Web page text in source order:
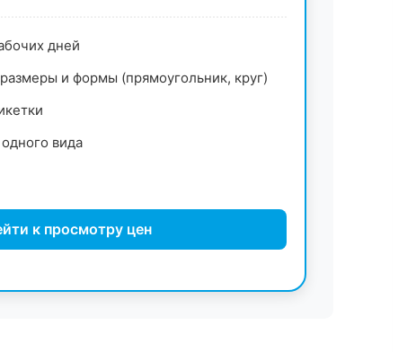
дней
и формы (прямоугольник, круг)
вида
к просмотру цен